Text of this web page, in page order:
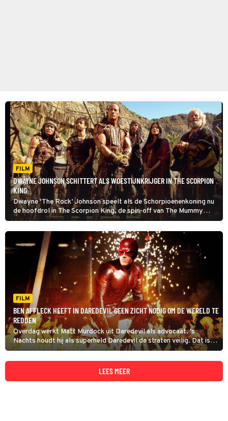
FILM
DWAYNE JOHNSON SCHITTERT ALS WOESTIJNKRIJGER IN THE SCORPION
KING
Dwayne ‘The Rock’ Johnson speelt als de Schorpioenenkoning nu
de hoofdrol in The Scorpion King, de spin-off van The Mummy
Returns. Hij gaat de strijd met de tirannieke koning Memnon aan.
FILM
BEN AFFLECK HEEFT IN DAREDEVIL GEEN ZICHT NODIG OM DE WERELD TE
REDDEN
Overdag werkt Matt Murdock uit Daredevil als advocaat. 's
Nachts houdt hij als superheld Daredevil de straten veilig. Dat is
knap: Matt is blind.
LEES MEER